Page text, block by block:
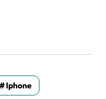
Iphone